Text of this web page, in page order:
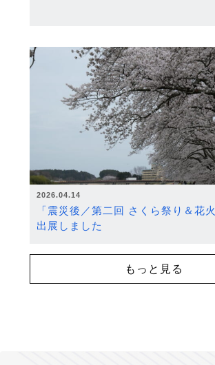
2026.04.14
「震災後／第二回 さくら祭り＆花
出展しました
もっと見る